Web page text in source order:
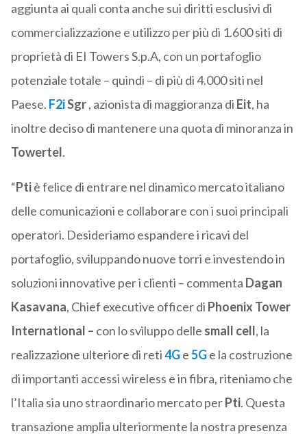
aggiunta ai quali conta anche sui diritti esclusivi di
commercializzazione e utilizzo per più di 1.600 siti di
proprietà di EI Towers S.p.A, con un portafoglio
potenziale totale – quindi – di più di 4.000 siti nel
Paese. F2iSgr, azionista di maggioranza di Eit, ha
inoltre deciso di mantenere una quota di minoranza in
Towertel.
“Ptiè felice di entrare nel dinamico mercato italiano
delle comunicazioni e collaborare con i suoi principali
operatori. Desideriamo espandere i ricavi del
portafoglio, sviluppando nuove torri e investendo in
soluzioni innovative per i clienti – commenta Dagan
Kasavana, Chief executive officer di Phoenix Tower
International – con lo sviluppo delle small cell, la
realizzazione ulteriore di reti4Ge5Ge la costruzione
di importanti accessi wireless e in fibra, riteniamo che
l’Italia sia uno straordinario mercato perPti. Questa
transazione amplia ulteriormente la nostra presenza